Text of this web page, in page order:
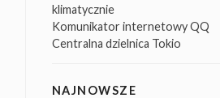
klimatycznie
Komunikator internetowy QQ
Centralna dzielnica Tokio
NAJNOWSZE